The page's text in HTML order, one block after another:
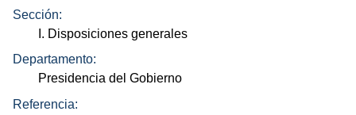
Sección:
I. Disposiciones generales
Departamento:
Presidencia del Gobierno
Referencia: